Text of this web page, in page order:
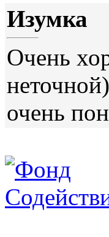
Изумка
Очень
очень